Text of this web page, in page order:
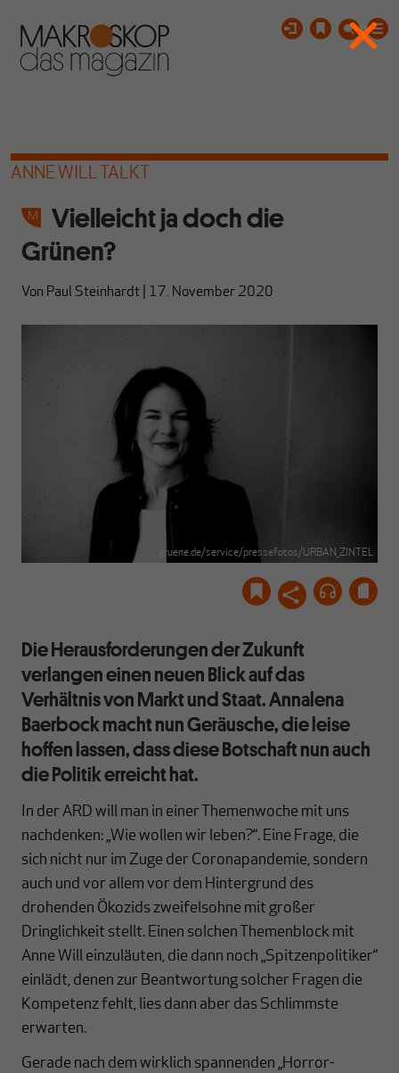
ANNE WILL TALKT
Vielleicht ja doch die
Grünen?
Von Paul Steinhardt 17. November 2020
gruene.de/service/pressefotos/URBAN_ZINTEL
Die Herausforderungen der Zukunft
verlangen einen neuen Blick auf das
Verhältnis von Markt und Staat. Annalena
Baerbock macht nun Geräusche, die leise
hoffen lassen, dass diese Botschaft nun auch
die Politik erreicht hat.
In der ARD will man in einer Themenwoche mit uns
nachdenken: „Wie wollen wir leben?“. Eine Frage, die
sich nicht nur im Zuge der Coronapandemie, sondern
auch und vor allem vor dem Hintergrund des
drohenden Ökozids zweifelsohne mit großer
Dringlichkeit stellt. Einen solchen Themenblock mit
Anne Will einzuläuten, die dann noch „Spitzenpolitiker“
einlädt, denen zur Beantwortung solcher Fragen die
Kompetenz fehlt, lies dann aber das Schlimmste
erwarten.
Gerade nach dem wirklich spannenden „Horror-